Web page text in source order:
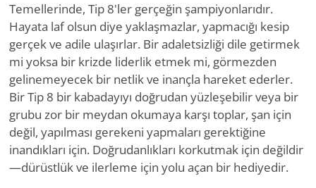
Temellerinde, Tip 8'ler gerçeğin şampiyonlarıdır.
Hayata laf olsun diye yaklaşmazlar, yapmacığı kesip
gerçek ve adile ulaşırlar. Bir adaletsizliği dile getirmek
mi yoksa bir krizde liderlik etmek mi, görmezden
gelinemeyecek bir netlik ve inançla hareket ederler.
Bir Tip 8 bir kabadayıyı doğrudan yüzleşebilir veya bir
grubu zor bir meydan okumaya karşı toplar, şan için
değil, yapılması gerekeni yapmaları gerektiğine
inandıkları için. Doğrudanlıkları korkutmak için değildir
—dürüstlük ve ilerleme için yolu açan bir hediyedir.